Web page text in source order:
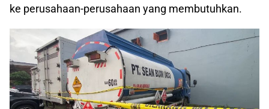
ke perusahaan-perusahaan yang membutuhkan.